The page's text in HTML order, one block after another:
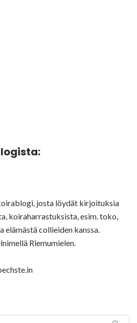
josta löydät kirjoituksia
koiraharrastuksista, esim. toko,
elämästä collieiden kanssa.
Riemumielen.